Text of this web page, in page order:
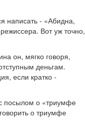
написать - «Абидна,
Вот уж точно,
он, мягко говоря,
деньгам.
если кратко -
посылом о «триумфе
о триумфе